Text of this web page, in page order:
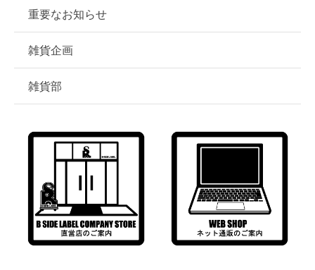
重要なお知らせ
雑貨企画
雑貨部